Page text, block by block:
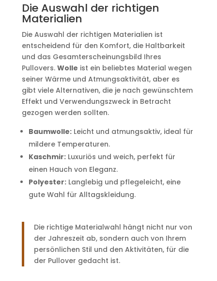
Die Auswahl der richtigen
Materialien
Die Auswahl der richtigen Materialien ist
entscheidend für den Komfort, die Haltbarkeit
und das Gesamterscheinungsbild Ihres
Pullovers. Wolle ist ein beliebtes Material wegen
seiner Wärme und Atmungsaktivität, aber es
gibt viele Alternativen, die je nach gewünschtem
Effekt und Verwendungszweck in Betracht
gezogen werden sollten.
Baumwolle:Leicht und atmungsaktiv, ideal für
mildere Temperaturen.
Kaschmir:Luxuriös und weich, perfekt für
einen Hauch von Eleganz.
Polyester:Langlebig und pflegeleicht, eine
gute Wahl für Alltagskleidung.
Die richtige Materialwahl hängt nicht nur von
der Jahreszeit ab, sondern auch von Ihrem
persönlichen Stil und den Aktivitäten, für die
der Pullover gedacht ist.